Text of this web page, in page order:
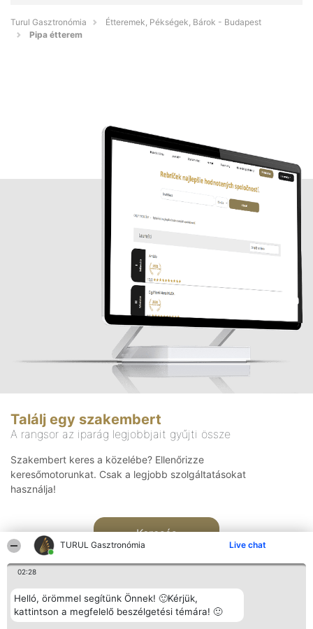
TURUL Gasztronómia Live chat
02:28
Helló, örömmel segítünk Önnek! 🙂Kérjük,
kattintson a megfelelő beszélgetési témára! 🙂
Turul Gasztronómia
Étteremek, Pékségek, Bárok - Budapest
Pipa étterem
Találj egy szakembert
A rangsor az iparág legjobbjait gyűjti össze
Szakembert keres a közelébe? Ellenőrizze
keresőmotorunkat. Csak a legjobb szolgáltatásokat
használja!
Keresés